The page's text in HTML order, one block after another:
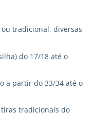
tradicional, diversas
do 17/18 até o
a partir do 33/34 até o
tradicionais do